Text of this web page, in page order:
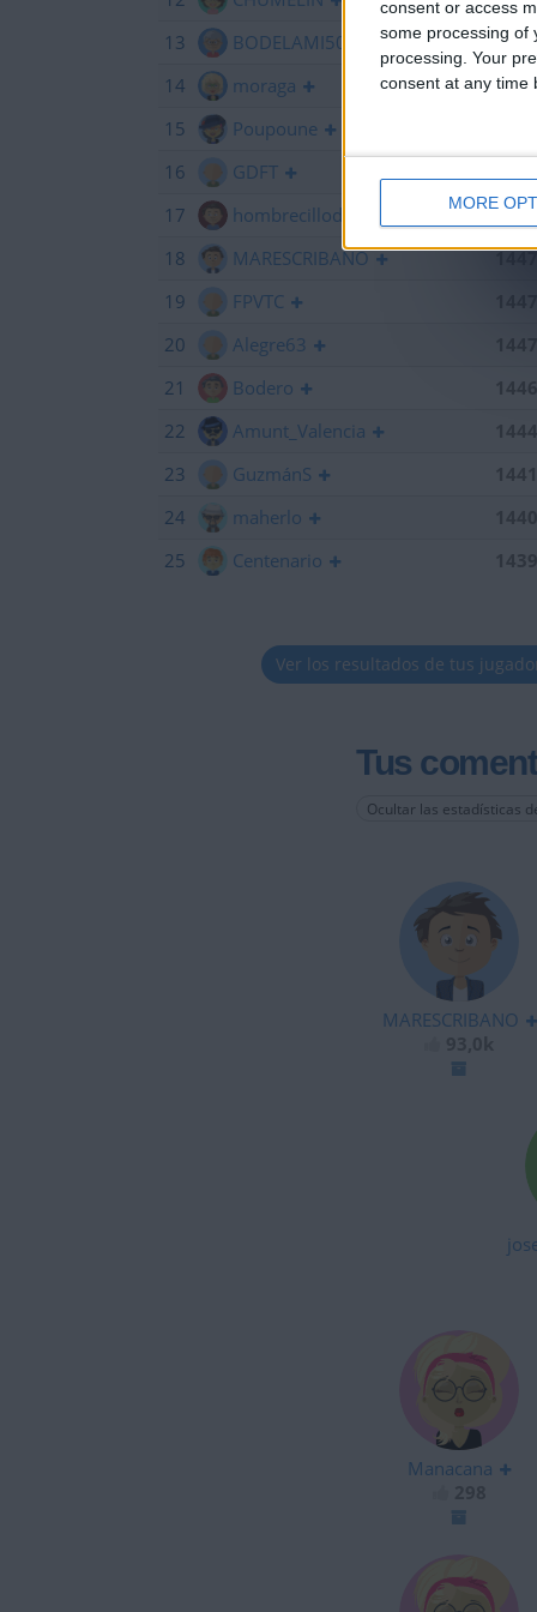
consent or access
some processing of
processing. Your
consent at any time
MORE
13
BODELAMI50
14
moraga
15
Poupoune
16
GDFT
17
hombrecillodepan
18
MARESCRIBANO
19
FPVTC
20
Alegre63
21
Bodero
22
Amunt_Valencia
23
GuzmánS
24
maherlo
25
Centenario
Ver los resultados de tus
Tus
Ocultar las estadísticas
MARESCRIBANO
Manacana